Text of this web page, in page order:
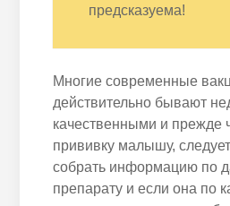
предсказуема!
Многие современные
действительно бывают
качественными и прежде
прививку малышу,
собрать информацию по
препарату и если она по